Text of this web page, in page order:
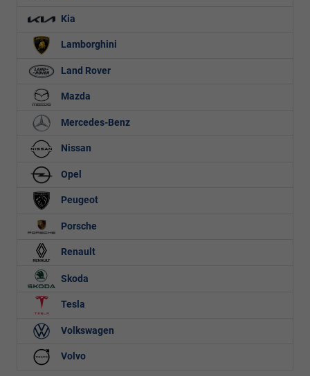
Kia
Lamborghini
Land Rover
Mazda
Mercedes-Benz
Nissan
Opel
Peugeot
Porsche
Renault
Skoda
Tesla
Volkswagen
Volvo